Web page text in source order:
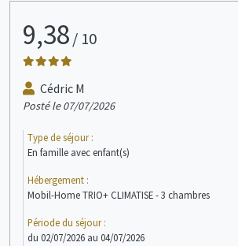
Mobil home
9,38/ 10
Cédric M
Posté le 07/07/2026
Type de séjour :
En famille avec enfant(s)
Hébergement :
Mobil-Home TRIO+ CLIMATISE - 3 chambres
Période du séjour :
du 02/07/2026 au 04/07/2026